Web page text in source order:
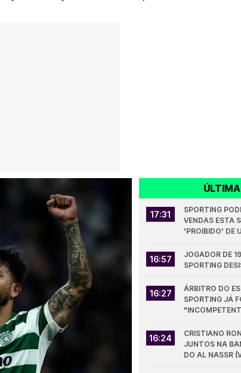
17:31
SPORTING
VENDAS ESTA
'PROIBIDO' DE
16:57
JOGADOR DE
SPORTING
16:27
ÁRBITRO DO
SPORTING JÁ
16:24
CRISTIANO
JUNTOS NA
DO AL NASSR